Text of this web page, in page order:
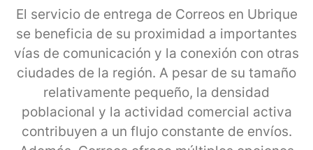
El servicio de entrega de Correos en Ubrique
se beneficia de su proximidad a importantes
vías de comunicación y la conexión con otras
ciudades de la región. A pesar de su tamaño
relativamente pequeño, la densidad
poblacional y la actividad comercial activa
contribuyen a un flujo constante de envíos.